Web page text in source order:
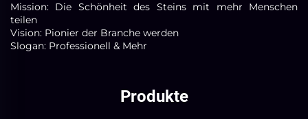
Mission: Die Schönheit des Steins mit mehr Menschen
teilen
Vision: Pionier der Branche werden
Slogan: Professionell & Mehr
Produkte